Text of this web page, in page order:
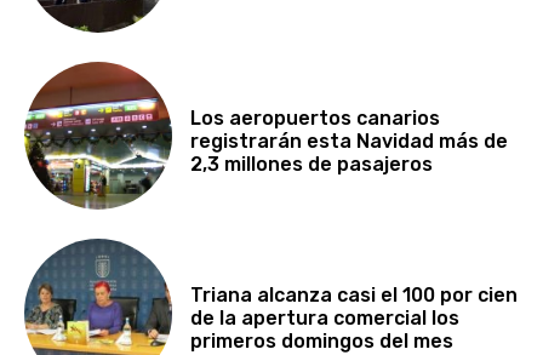
Los aeropuertos canarios
registrarán esta Navidad más de
2,3 millones de pasajeros
Triana alcanza casi el 100 por cien
de la apertura comercial los
primeros domingos del mes